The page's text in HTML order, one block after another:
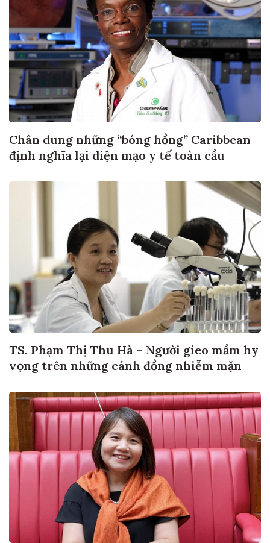
Chân dung những “bóng hồng” Caribbean
định nghĩa lại diện mạo y tế toàn cầu
TS. Phạm Thị Thu Hà – Người gieo mầm hy
vọng trên những cánh đồng nhiễm mặn